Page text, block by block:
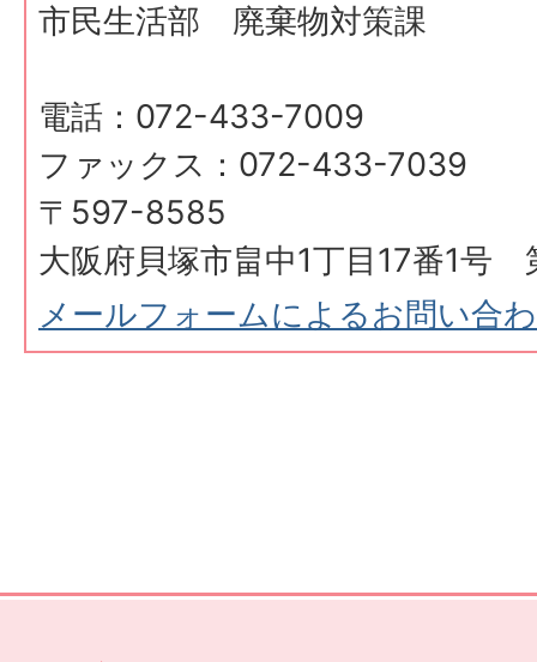
市民生活部 廃棄物対策課
電話：072-433-7009
ファックス：072-433-7039
〒597-8585
大阪府貝塚市畠中1丁目17番1号
メールフォームによるお問い合